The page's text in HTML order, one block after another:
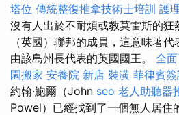
塔位 傳統整復推拿技術士培訓 護
沒有人出於不耐煩或教莫雷斯的狂
（英國）聯邦的成員，這意味著
由該島州長代表的英國國王。 全
園搬家 安養院 新店 裝潢 菲律賓簽
約翰·鮑爾（John seo 老人助聽器
Powel）已經找到了一個無人居住